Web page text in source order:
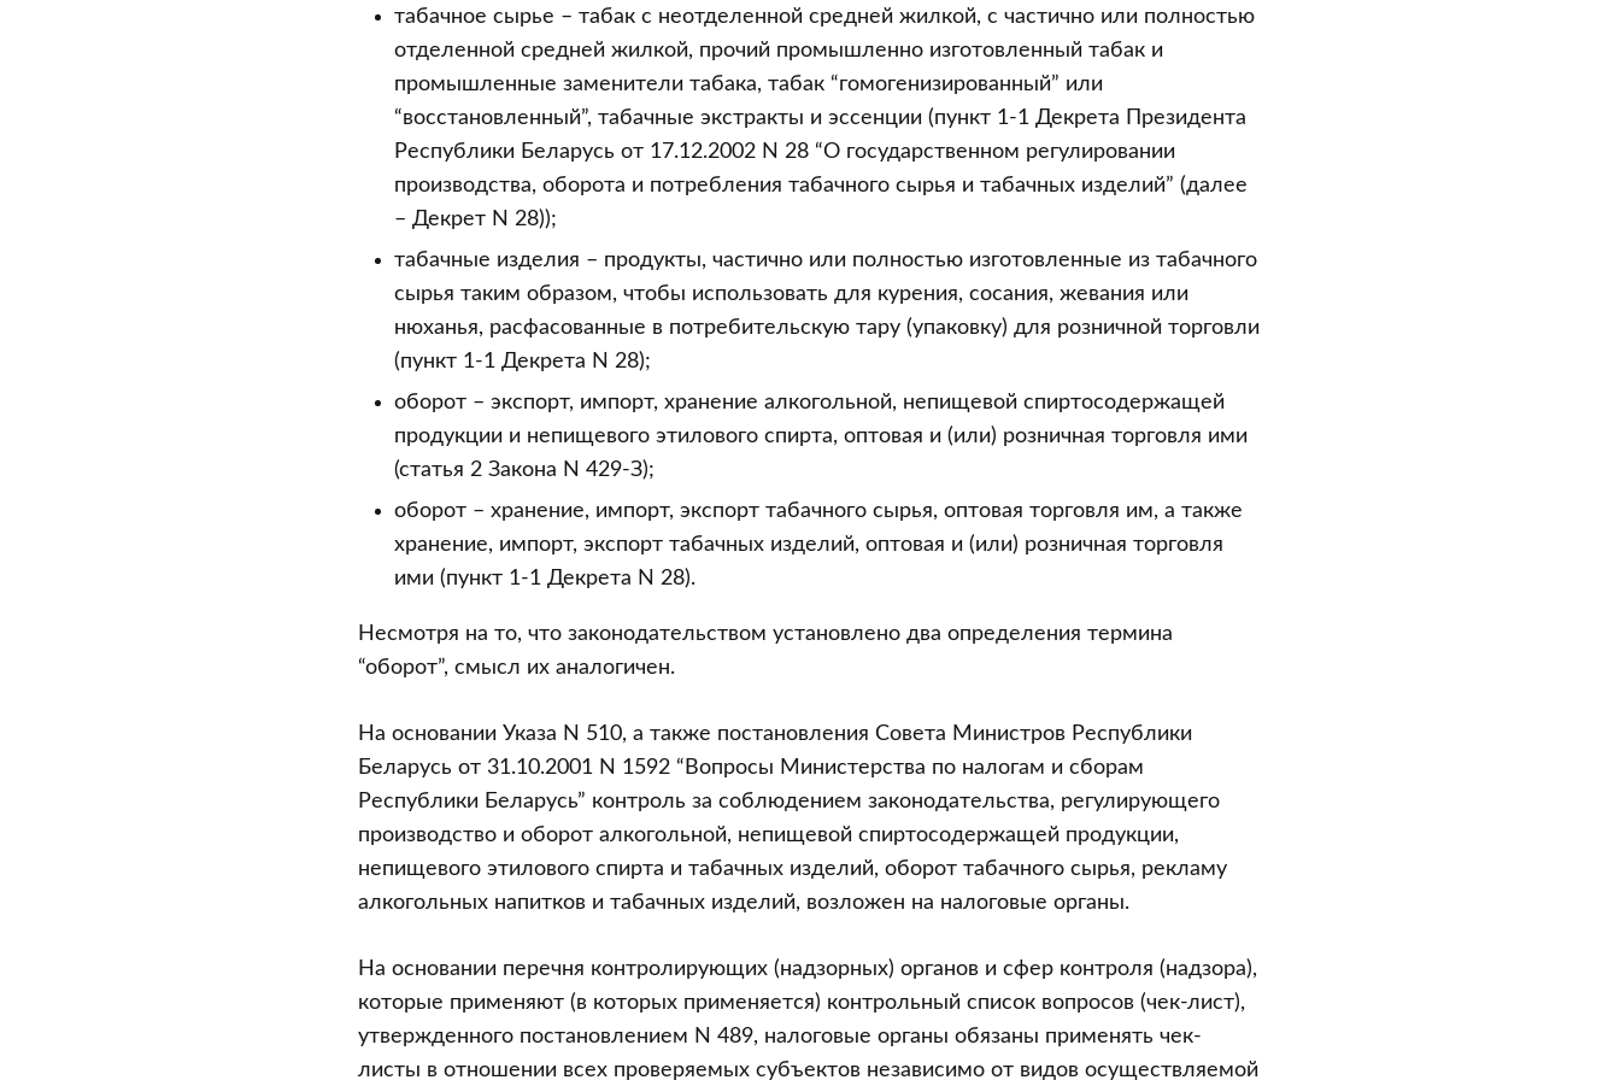
табачное сырье – табак с неотделенной средней жилкой, с частично или полностью
отделенной средней жилкой, прочий промышленно изготовленный табак и
промышленные заменители табака, табак “гомогенизированный” или
“восстановленный”, табачные экстракты и эссенции (пункт 1-1 Декрета Президента
Республики Беларусь от 17.12.2002 N 28 “О государственном регулировании
производства, оборота и потребления табачного сырья и табачных изделий” (далее
– Декрет N 28));
табачные изделия – продукты, частично или полностью изготовленные из табачного
сырья таким образом, чтобы использовать для курения, сосания, жевания или
нюханья, расфасованные в потребительскую тару (упаковку) для розничной торговли
(пункт 1-1 Декрета N 28);
оборот – экспорт, импорт, хранение алкогольной, непищевой спиртосодержащей
продукции и непищевого этилового спирта, оптовая и (или) розничная торговля ими
(статья 2 Закона N 429-З);
оборот – хранение, импорт, экспорт табачного сырья, оптовая торговля им, а также
хранение, импорт, экспорт табачных изделий, оптовая и (или) розничная торговля
ими (пункт 1-1 Декрета N 28).
Несмотря на то, что законодательством установлено два определения термина
“оборот”, смысл их аналогичен.
На основании Указа N 510, а также постановления Совета Министров Республики
Беларусь от 31.10.2001 N 1592 “Вопросы Министерства по налогам и сборам
Республики Беларусь” контроль за соблюдением законодательства, регулирующего
производство и оборот алкогольной, непищевой спиртосодержащей продукции,
непищевого этилового спирта и табачных изделий, оборот табачного сырья, рекламу
алкогольных напитков и табачных изделий, возложен на налоговые органы.
На основании перечня контролирующих (надзорных) органов и сфер контроля (надзора),
которые применяют (в которых применяется) контрольный список вопросов (чек-лист),
утвержденного постановлением N 489, налоговые органы обязаны применять чек-
листы в отношении всех проверяемых субъектов независимо от видов осуществляемой